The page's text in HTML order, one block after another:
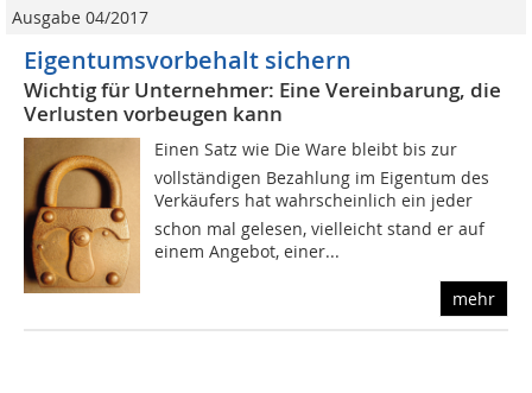
Ausgabe 04/2017
Eigentumsvorbehalt sichern
Wichtig für Unternehmer: Eine Vereinbarung, die
Verlusten vorbeugen kann
Einen Satz wie Die Ware bleibt bis zur
vollständigen Bezahlung im Eigentum des
Verkäufers hat wahrscheinlich ein jeder
schon mal gelesen, vielleicht stand er auf
einem Angebot, einer...
mehr